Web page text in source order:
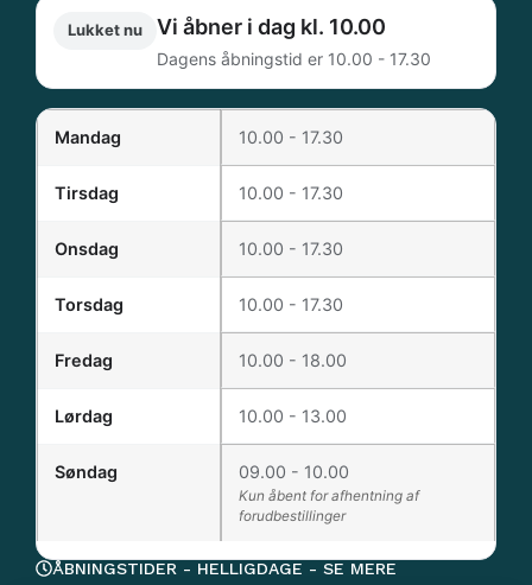
Lukket nu Vi åbner i dag kl. 10.00
Dagens åbningstid er 10.00 - 17.30
Mandag 10.00 - 17.30
Tirsdag 10.00 - 17.30
Onsdag 10.00 - 17.30
Torsdag 10.00 - 17.30
Fredag 10.00 - 18.00
Lørdag 10.00 - 13.00
Søndag 09.00 - 10.00
Kun åbent for afhentning af
forudbestillinger
ÅBNINGSTIDER - HELLIGDAGE - SE MERE